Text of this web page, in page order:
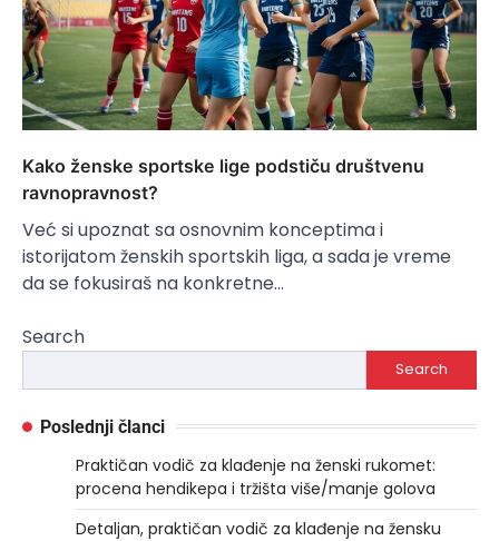
Kako ženske sportske lige podstiču društvenu
ravnopravnost?
Već si upoznat sa osnovnim konceptima i
istorijatom ženskih sportskih liga, a sada je vreme
da se fokusiraš na konkretne…
Search
Search
Poslednji članci
Praktičan vodič za klađenje na ženski rukomet:
procena hendikepa i tržišta više/manje golova
Detaljan, praktičan vodič za klađenje na žensku